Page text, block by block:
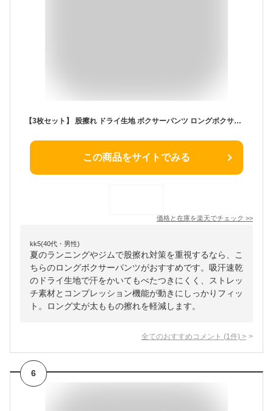
【3枚セット】 股擦れ ドライ生地 ボクサーパンツ ロングボクサーパンツ 対策 タイツ 【3枚セット】 黒 ボクサーブリーフ パンツ メンズ 吸汗 ストレッチ インナー ブラック ロング 速乾 作業着 フィットネス ゴルフ スポーツ
この商品をサイトでみる
価格と在庫を楽天でチェック >>
kk5(40代・男性)
夏のランニングやジムで股擦れ対策を重視するなら、こ
ちらのロングボクサーパンツがおすすめです。吸汗速乾
のドライ生地で汗をかいてもべたつきにくく、ストレッ
チ素材とコンプレッション機能が動きにしっかりフィッ
ト。ロング丈が太ももの擦れを軽減します。
全てのおすすめコメント (1 件) >
6